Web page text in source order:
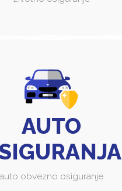
AUTO
auto obvezno osiguranje